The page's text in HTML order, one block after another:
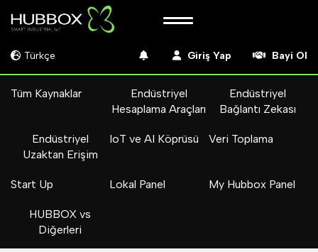
Türkçe Giriş Yap Bayi Ol
Tüm Kaynaklar
Endüstriyel
Hesaplama Araçları
Endüstriyel
Bağlantı Zekası
Endüstriyel
Uzaktan Erişim
IoT ve AI Köprüsü Veri Toplama
Start Up Lokal Panel My Hubbox Panel
HUBBOX vs
Diğerleri